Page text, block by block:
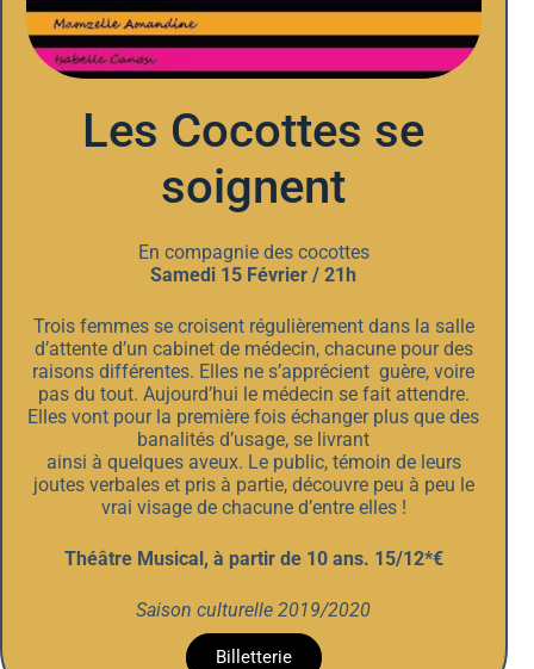
Les Cocottes se
soignent
En compagnie des cocottes
Samedi 15 Février / 21h
Trois femmes se croisent régulièrement dans la salle
d’attente d’un cabinet de médecin, chacune pour des
raisons différentes. Elles ne s’apprécient guère, voire
pas du tout. Aujourd’hui le médecin se fait attendre.
Elles vont pour la première fois échanger plus que des
banalités d’usage, se livrant
ainsi à quelques aveux. Le public, témoin de leurs
joutes verbales et pris à partie, découvre peu à peu le
vrai visage de chacune d’entre elles !
Théâtre Musical, à partir de 10 ans. 15/12*€
Saison culturelle 2019/2020
Billetterie